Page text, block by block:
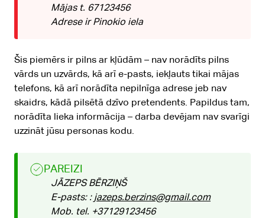
Mājas t. 67123456
Adrese ir Pinokio iela
Šis piemērs ir pilns ar kļūdām – nav norādīts pilns
vārds un uzvārds, kā arī e-pasts, iekļauts tikai mājas
telefons, kā arī norādīta nepilnīga adrese jeb nav
skaidrs, kādā pilsētā dzīvo pretendents. Papildus tam,
norādīta lieka informācija – darba devējam nav svarīgi
uzzināt jūsu personas kodu.
PAREIZI
JĀZEPS BĒRZIŅŠ
E-pasts: : jazeps.berzins@gmail.com
Mob. tel. +37129123456